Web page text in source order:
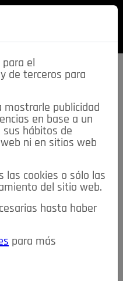
esta
CONTACTO
para el
de terceros para
mostrarle publicidad
en base a un
sus hábitos de
ni en sitios web
las cookies o sólo las
del sitio web.
hasta haber
para más